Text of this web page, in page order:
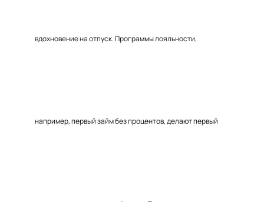
вдохновение на отпуск. Программы лояльности,
например, первый займ без процентов, делают первый